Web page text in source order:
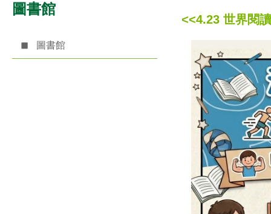
圖書館
圖書館
<<4.23 世界閱